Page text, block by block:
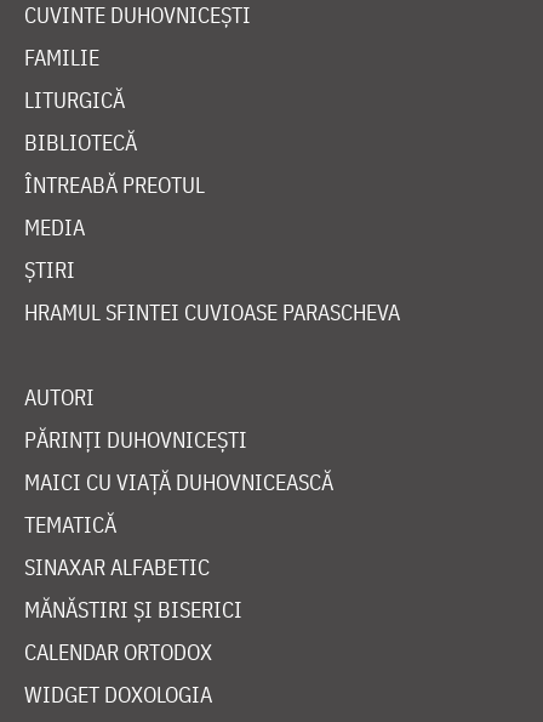
CUVINTE DUHOVNICEȘTI
FAMILIE
LITURGICĂ
BIBLIOTECĂ
ÎNTREABĂ PREOTUL
MEDIA
ȘTIRI
HRAMUL SFINTEI CUVIOASE PARASCHEVA
AUTORI
PĂRINȚI DUHOVNICEȘTI
MAICI CU VIAȚĂ DUHOVNICEASCĂ
TEMATICĂ
SINAXAR ALFABETIC
MĂNĂSTIRI ȘI BISERICI
CALENDAR ORTODOX
WIDGET DOXOLOGIA